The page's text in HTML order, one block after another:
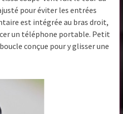
pour éviter les entrées
est intégrée au bras droit,
un téléphone portable. Petit
conçue pour y glisser une